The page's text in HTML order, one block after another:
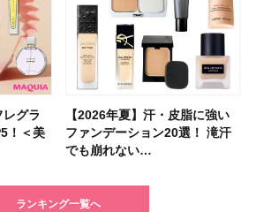
レグラ
！＜美
【2026年夏】汗・皮脂に強い
ファンデーション20選！ 滝汗
でも崩れない…
】ク
レを一
【コスメデコルテ】ブランド最
高峰ラインから新作エイジング
ケアクリーム「A…
に強い
滝汗
【崩れないフェイスパウダーの
塗り方】ブラシ？パフ？ 肌質
別メイクHOW …
ア」ラ
マニア
【クリスマスコフレ2026】
BAUM（バウム）が誘う静寂の
香りの世界へ。…
ケア・
！＜
【おすすめダイエットサプリ８
選】食べすぎた日をサポート！
選び方＆糖質・脂…
がり・
ンプー
【2026年】最新トレンド「ボ
ブ」13種類を徹底解説！ 定番
＆人気の髪型…
たる】
宿泊券
【無印良品】スキンケア×衣料
素材の最強タッグで実現！ 着
るだけで保湿でき…
メロ
追加！
【スック2026新作】秋コレク
ションを全品スウォッチ&イエ
ベブルベ分け！
ランキング一覧へ